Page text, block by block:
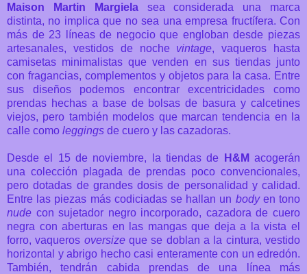
Maison Martin Margielasea considerada una marca
distinta, no implica que no sea una empresa fructífera. Con
más de 23 líneas de negocio que engloban desde piezas
artesanales, vestidos de noche vintage, vaqueros hasta
camisetas minimalistas que venden en sus tiendas junto
con fragancias, complementos y objetos para la casa. Entre
sus diseños podemos encontrar excentricidades como
prendas hechas a base de bolsas de basura y calcetines
viejos, pero también modelos que marcan tendencia en la
calle como leggings de cuero y las cazadoras.
Desde el 15 de noviembre, la tiendas de H&M acogerán
una colección plagada de prendas poco convencionales,
pero dotadas de grandes dosis de personalidad y calidad.
Entre las piezas más codiciadas se hallan un bodyen tono
nude con sujetador negro incorporado, cazadora de cuero
negra con aberturas en las mangas que deja a la vista el
forro, vaqueros oversizeque se doblan a la cintura, vestido
horizontal y abrigo hecho casi enteramente con un edredón.
También, tendrán cabida prendas de una línea más